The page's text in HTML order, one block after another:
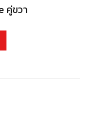
คู่ขวา